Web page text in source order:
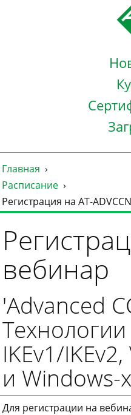
Главная
Расписание
Регистрация на AT-
вебинар
'Advanced
Технологии
IKEv1/
и Windows-
Для регистрации на